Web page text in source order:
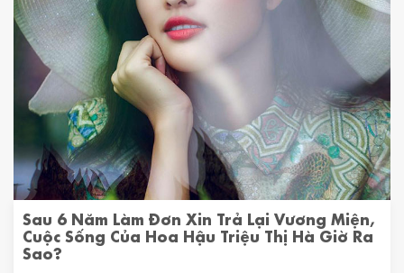
Sau 6 Năm Làm Đơn Xin Trả Lại Vương Miện,
Cuộc Sống Của Hoa Hậu Triệu Thị Hà Giờ Ra
Sao?